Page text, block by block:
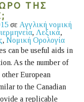
ΤΗΣ
σε Αγγλική νομική
, Λεξικά,
, Νομική Ορολογία
can be useful aids in
As the number of
European
to the Canadian
a replicable